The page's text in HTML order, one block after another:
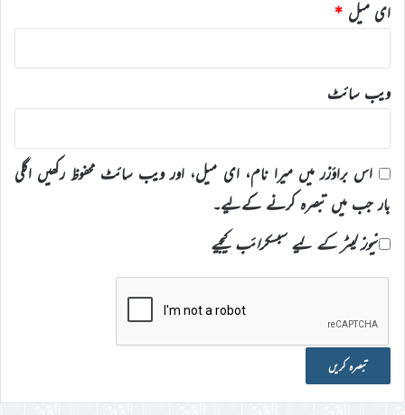
ای میل *
ویب‌ سائٹ
اس براؤزر میں میرا نام، ای میل، اور ویب سائٹ محفوظ رکھیں اگلی
بار جب میں تبصرہ کرنے کےلیے۔
نیوز لیٹر کے لیے سبسکرائب کیجیے